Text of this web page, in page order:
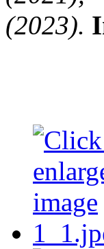
(2023).